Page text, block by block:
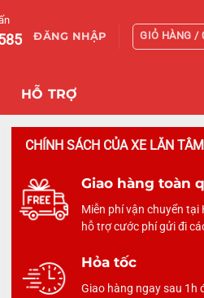
ĐĂNG NHẬP GIỎ HÀNG /
HỖ TRỢ
CHÍNH SÁCH CỦA XE LĂN
Giao hàng toàn
Miễn phí vận chuyển tại
hỗ trợ cước phí gửi đi
Hỏa tốc
Giao hàng ngay sau 1h